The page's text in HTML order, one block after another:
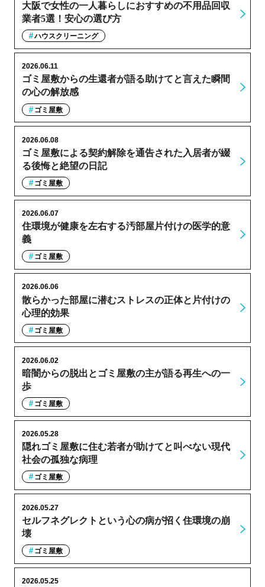
大阪で女性の一人暮らしにおすすめの不用品回収
業者5選！安心の選び方
ハウスクリーニング
ゴミ屋敷からの生還者が語る助けてと言えた瞬間
の心の解放感
2026.06.11
ゴミ屋敷
ゴミ屋敷による契約解除を通告された入居者が綴
る後悔と絶望の日記
2026.06.08
ゴミ屋敷
住環境が健康を左右する汚部屋片付けの医学的意
義
2026.06.07
ゴミ屋敷
散らかった部屋に潜むストレスの正体と片付けの
心理的効果
2026.06.06
ゴミ屋敷
暗闇からの脱出とゴミ屋敷の主が語る再生への一
歩
2026.06.02
ゴミ屋敷
隠れゴミ屋敷に住む若者が助けてと叫べない現代
社会の孤独な病理
2026.05.28
ゴミ屋敷
セルフネグレクトという心の病が招く住環境の崩
壊
2026.05.27
ゴミ屋敷
2026.05.25